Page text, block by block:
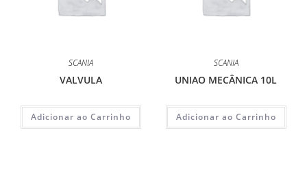
SCANIA
VALVULA
Adicionar ao Carrinho
SCANIA
UNIAO MECÂNICA 10L
Adicionar ao Carrinho